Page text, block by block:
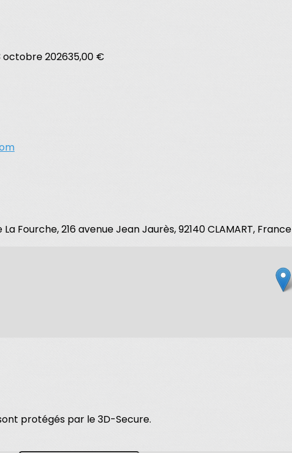
octobre 202635,00 €
Fourche, 216 avenue Jean Jaurès, 92140 CLAMART, France
protégés par le 3D-Secure.